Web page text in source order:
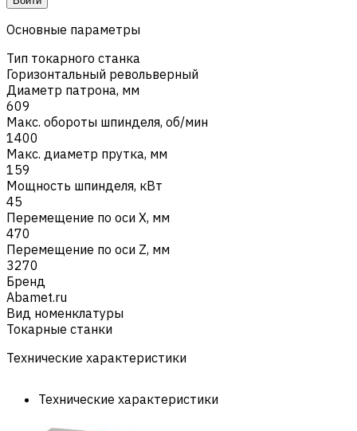
Основные параметры
Тип токарного станка
Горизонтальный револьверный
Диаметр патрона, мм
609
Макс. обороты шпинделя, об/мин
1400
Макс. диаметр прутка, мм
159
Мощность шпинделя, кВт
45
Перемещение по оси X, мм
470
Перемещение по оси Z, мм
3270
Бренд
Abamet.ru
Вид номенклатуры
Токарные станки
Технические характеристики
Технические характеристики